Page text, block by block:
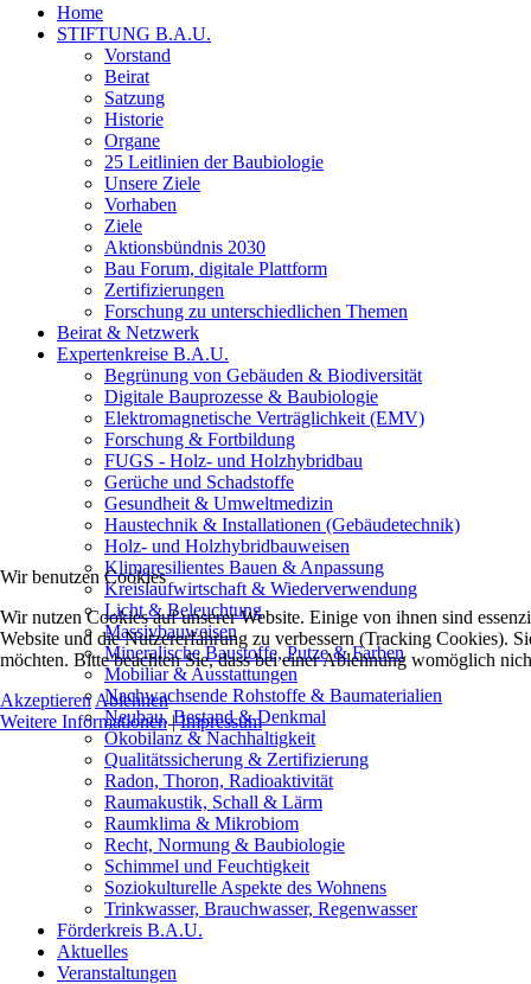
Home
STIFTUNG B.A.U.
Vorstand
Beirat
Satzung
Historie
Organe
25 Leitlinien der Baubiologie
Unsere Ziele
Vorhaben
Ziele
Aktionsbündnis 2030
Bau Forum, digitale Plattform
Zertifizierungen
Forschung zu unterschiedlichen Themen
Beirat & Netzwerk
Expertenkreise B.A.U.
Begrünung von Gebäuden & Biodiversität
Digitale Bauprozesse & Baubiologie
Elektromagnetische Verträglichkeit (EMV)
Forschung & Fortbildung
FUGS - Holz- und Holzhybridbau
Gerüche und Schadstoffe
Gesundheit & Umweltmedizin
Haustechnik & Installationen (Gebäudetechnik)
Holz- und Holzhybridbauweisen
Klimaresilientes Bauen & Anpassung
Kreislaufwirtschaft & Wiederverwendung
Licht & Beleuchtung
Massivbauweisen
Mineralische Baustoffe, Putze & Farben
Mobiliar & Ausstattungen
Nachwachsende Rohstoffe & Baumaterialien
Neubau, Bestand & Denkmal
Ökobilanz & Nachhaltigkeit
Qualitätssicherung & Zertifizierung
Radon, Thoron, Radioaktivität
Raumakustik, Schall & Lärm
Raumklima & Mikrobiom
Recht, Normung & Baubiologie
Schimmel und Feuchtigkeit
Soziokulturelle Aspekte des Wohnens
Trinkwasser, Brauchwasser, Regenwasser
Förderkreis B.A.U.
Aktuelles
Veranstaltungen
Wir benutzen Cookies
Wir nutzen Cookies auf unserer Website. Einige von ihnen sind
Website und die Nutzererfahrung zu verbessern (Tracking Cookies).
möchten. Bitte beachten Sie, dass bei einer Ablehnung womöglich
Akzeptieren Ablehnen
Weitere Informationen|Impressum